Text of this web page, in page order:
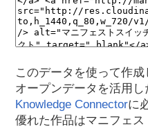
このデータを使って作
オープンデータを活用し
Knowledge Connectorに
優れた作品はマニフェス